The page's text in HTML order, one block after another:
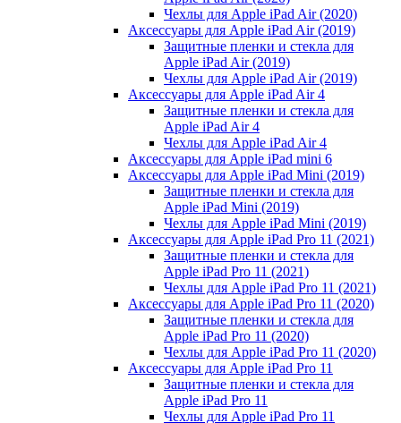
Чехлы для Apple iPad Air (2020)
Аксессуары для Apple iPad Air (2019)
Защитные пленки и стекла для
Apple iPad Air (2019)
Чехлы для Apple iPad Air (2019)
Аксессуары для Apple iPad Air 4
Защитные пленки и стекла для
Apple iPad Air 4
Чехлы для Apple iPad Air 4
Аксессуары для Apple iPad mini 6
Аксессуары для Apple iPad Mini (2019)
Защитные пленки и стекла для
Apple iPad Mini (2019)
Чехлы для Apple iPad Mini (2019)
Аксессуары для Apple iPad Pro 11 (2021)
Защитные пленки и стекла для
Apple iPad Pro 11 (2021)
Чехлы для Apple iPad Pro 11 (2021)
Аксессуары для Apple iPad Pro 11 (2020)
Защитные пленки и стекла для
Apple iPad Pro 11 (2020)
Чехлы для Apple iPad Pro 11 (2020)
Аксессуары для Apple iPad Pro 11
Защитные пленки и стекла для
Apple iPad Pro 11
Чехлы для Apple iPad Pro 11